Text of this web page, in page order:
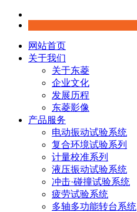
网站首页
关于我们
关于东菱
企业文化
发展历程
东菱影像
产品服务
电动振动试验系统
复合环境试验系列
计量校准系列
液压振动试验系统
冲击·碰撞试验系统
疲劳试验系统
多轴多功能转台系统